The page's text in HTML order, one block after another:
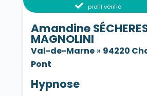
profil vérifié
Amandine
MAGNOLINI
Val-de-Marne» 94220
Pont
Hypnose